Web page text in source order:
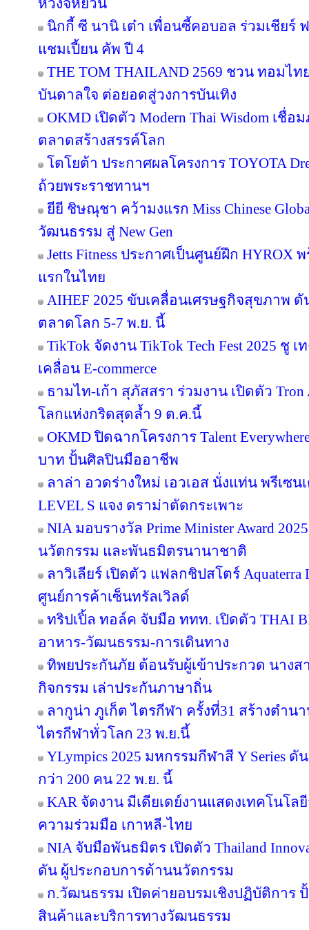
หวงจี้หยวน
นิกกี้ ซี นานิ เต๋า เพื่อนซี้คอบอล ร่วมเชียร์
แชมเปี้ยน คัพ ปี 4
THE TOM THAILAND 2569 ชวน ทอมไ
บันดาลใจ ต่อยอดสู่วงการบันเทิง
OKMD เปิดตัว Modern Thai Wisdom เ
ตลาดสร้างสรรค์โลก
โตโยต้า ประกาศผลโครงการ TOYOTA
ถ้วยพระราชทานฯ
ยียี ชิษณุชา คว้ามงแรก Miss Chinese
วัฒนธรรม สู่ New Gen
Jetts Fitness ประกาศเป็นศูนย์ฝึก HYROX
แรกในไทย
AIHEF 2025 ขับเคลื่อนเศรษฐกิจสุขภาพ
ตลาดโลก 5-7 พ.ย. นี้
TikTok จัดงาน TikTok Tech Fest 2025 ชู
เคลื่อน E-commerce
ธามไท-เก้า สุภัสสรา ร่วมงาน เปิดตัว
โลกแห่งกริดสุดล้ำ 9 ต.ค.นี้
OKMD ปิดฉากโครงการ Talent
บาท ปั้นศิลปินมืออาชีพ
ลาล่า อวดร่างใหม่ เอวเอส นั่งแท่น พรีเซ
LEVEL S แจง ดราม่าตัดกระเพาะ
NIA มอบรางวัล Prime Minister Award
นวัตกรรม และพันธมิตรนานาชาติ
ลาวิเลียร์ เปิดตัว แฟลกชิปสโตร์
ศูนย์การค้าเซ็นทรัลเวิลด์
ทริปเปิ้ล ทอล์ค จับมือ ททท. เปิดตัว THAI
อาหาร-วัฒนธรรม-การเดินทาง
ทิพยประกันภัย ต้อนรับผู้เข้าประกวด นางส
กิจกรรม เล่าประกันภาษาถิ่น
ลากูน่า ภูเก็ต ไตรกีฬา ครั้งที่31 สร้างตำ
ไตรกีฬาทั่วโลก 23 พ.ย.นี้
YLympics 2025 มหกรรมกีฬาสี Y Series
กว่า 200 คน 22 พ.ย. นี้
KAR จัดงาน มีเดียเดย์งานแสดงเทคโนโ
ความร่วมมือ เกาหลี-ไทย
NIA จับมือพันธมิตร เปิดตัว Thailand
ดัน ผู้ประกอบการด้านนวัตกรรม
ก.วัฒนธรรม เปิดค่ายอบรมเชิงปฏิบัติการ
สินค้าและบริการทางวัฒนธรรม